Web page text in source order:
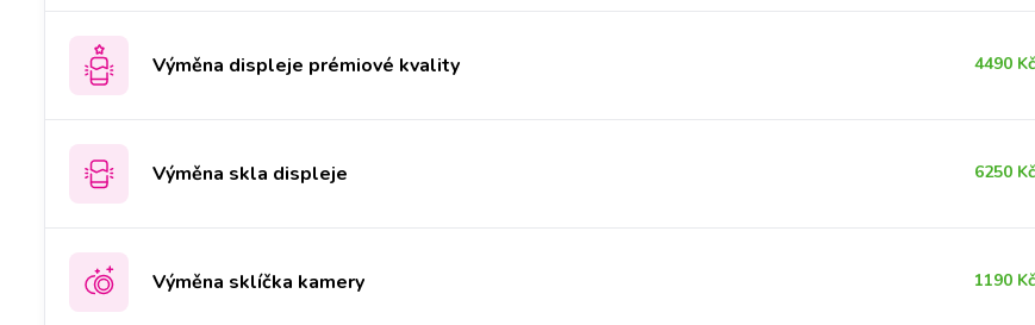
Výměna displeje prémiové kvality 4490 Kč
Výměna skla displeje 6250 Kč
Výměna sklíčka kamery 1190 Kč